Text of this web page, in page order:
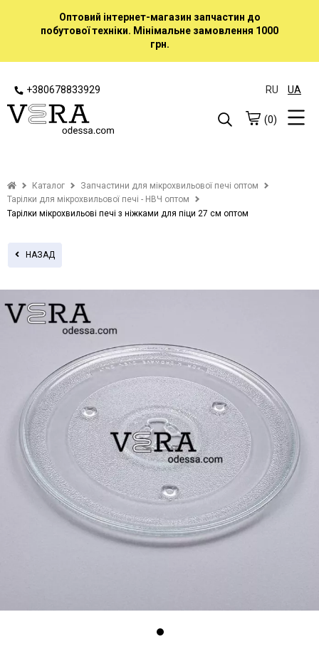
Оптовий інтернет-магазин запчастин до
побутової техніки. Мінімальне замовлення 1000
грн.
+380678833929 RU UA
(0)
Каталог
Запчастини для мікрохвильової печі оптом
Тарілки для мікрохвильової печі - НВЧ оптом
Тарілки мікрохвильові печі з ніжками для піци 27 см оптом
НАЗАД